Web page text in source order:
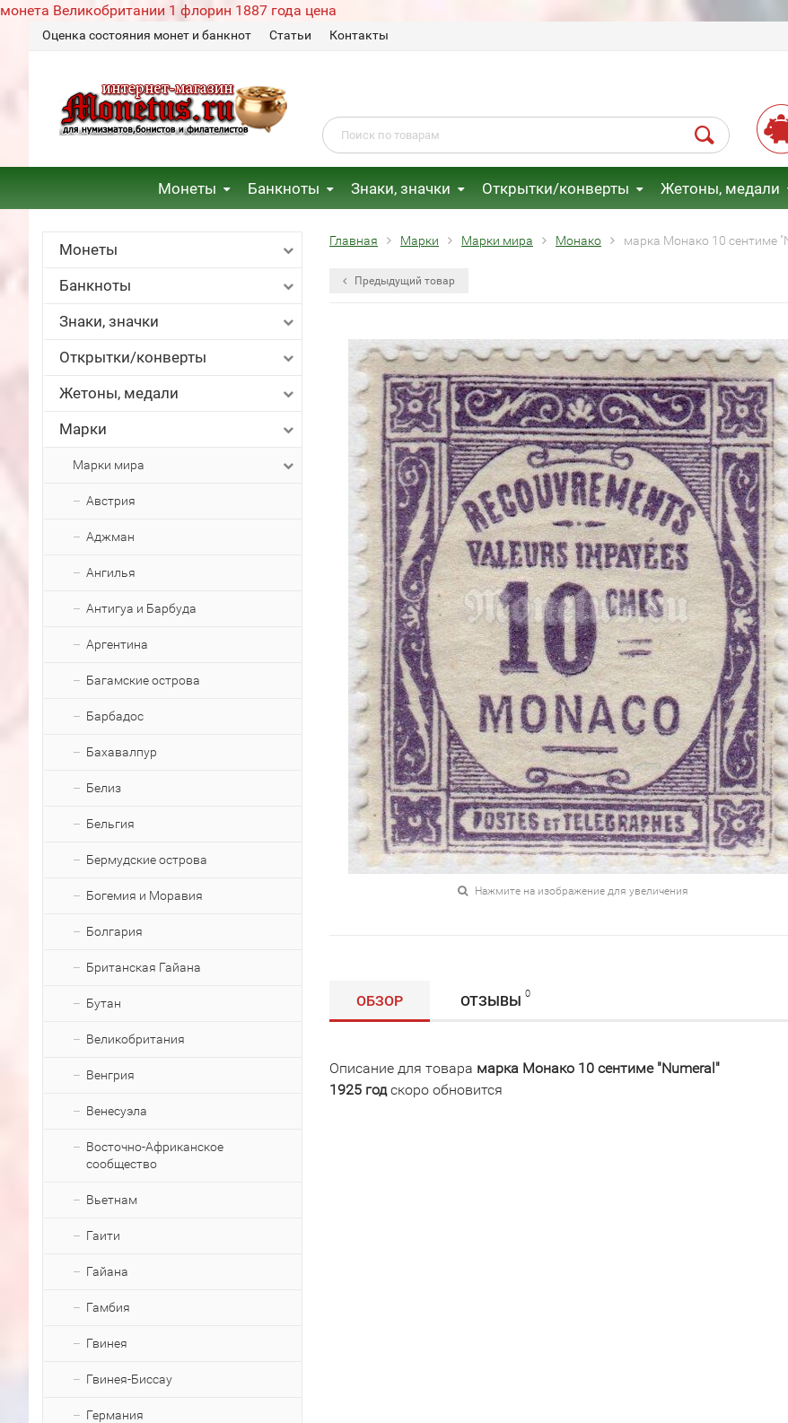
монета Великобритании 1 флорин 1887 года цена
Оценка состояния монет и банкнот Статьи Контакты
Монеты Банкноты Знаки, значки Открытки/конверты Жетоны, медали
Монеты
Банкноты
Знаки, значки
Открытки/конверты
Жетоны, медали
Марки
Марки мира
Австрия
Аджман
Ангилья
Антигуа и Барбуда
Аргентина
Багамские острова
Барбадос
Бахавалпур
Белиз
Бельгия
Бермудские острова
Богемия и Моравия
Болгария
Британская Гайана
Бутан
Великобритания
Венгрия
Венесуэла
Восточно-Африканское
сообщество
Вьетнам
Гаити
Гайана
Гамбия
Гвинея
Гвинея-Биссау
Германия
Главная Марки Марки мира Монако марка Монако 10 сентиме
Предыдущий товар
Нажмите на изображение для увеличения
ОБЗОР ОТЗЫВЫ 0
Описание для товара марка Монако 10 сентиме "Numeral"
1925 годскоро обновится